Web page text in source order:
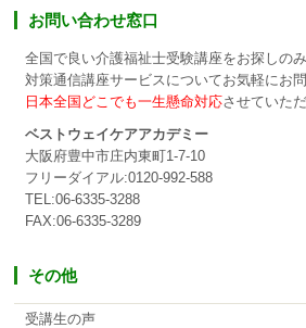
お問い合わせ窓口
全国で良い介護福祉士受験講座をお探しの
対策通信講座サービスについてお気軽にお
日本全国どこでも一生懸命対応させていた
ベストウェイケアアカデミー
大阪府豊中市庄内東町1-7-10
フリーダイアル:0120-992-588
TEL:06-6335-3288
FAX:06-6335-3289
その他
受講生の声